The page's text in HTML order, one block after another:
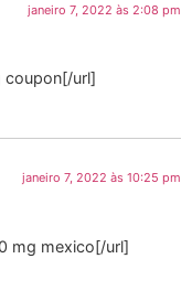
janeiro 7, 2022 às 2:08 pm
coupon[/url]
janeiro 7, 2022 às 10:25 pm
mg mexico[/url]